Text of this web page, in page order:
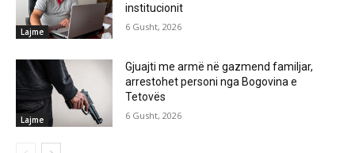
Lajme
institucionit
6 Gusht, 2026
Lajme
Gjuajti me armë në gazmend familjar,
arrestohet personi nga Bogovina e
Tetovës
6 Gusht, 2026